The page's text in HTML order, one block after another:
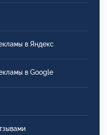
в Яндекс
в Google